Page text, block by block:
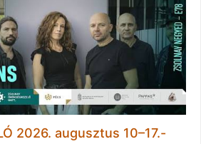
2026. augusztus 10–17.-